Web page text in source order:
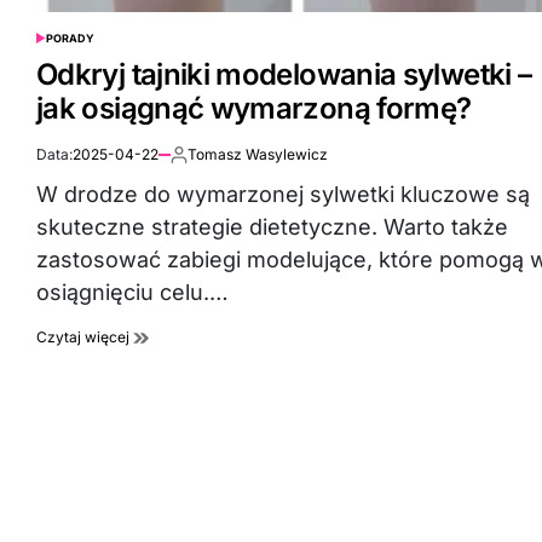
POSTED
IN
PORADY
Odkryj tajniki modelowania sylwetki –
jak osiągnąć wymarzoną formę?
Data:2025-04-22 Autor:
Tomasz Wasylewicz
W drodze do wymarzonej sylwetki kluczowe są
skuteczne strategie dietetyczne. Warto także
zastosować zabiegi modelujące, które pomogą
osiągnięciu celu.…
Czytaj więcej